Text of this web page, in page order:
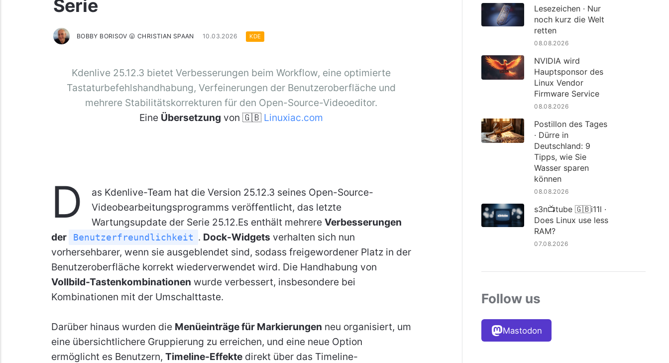
Serie
BOBBY BORISOV 😛 CHRISTIAN SPAAN 10.03.2026 KDE
Kdenlive 25.12.3 bietet Verbesserungen beim Workflow, eine optimierte
Tastaturbefehlshandhabung, Verfeinerungen der Benutzeroberfläche und
mehrere Stabilitätskorrekturen für den Open-Source-Videoeditor.
Eine Übersetzung von 🇬🇧 Linuxiac.com
D
as Kdenlive-Team hat die Version 25.12.3 seines Open-Source-
Videobearbeitungsprogramms veröffentlicht, das letzte
Wartungsupdate der Serie 25.12.Es enthält mehrereVerbesserungen
der
Benutzerfreundlichkeit . Dock-Widgets verhalten sich nun
vorhersehbarer, wenn sie ausgeblendet sind, sodass freigewordener Platz in der
Benutzeroberfläche korrekt wiederverwendet wird. Die Handhabung von
Vollbild-Tastenkombinationen wurde verbessert, insbesondere bei
Kombinationen mit der Umschalttaste.
Darüber hinaus wurden die Menüeinträge für Markierungen neu organisiert, um
eine übersichtlichere Gruppierung zu erreichen, und eine neue Option
ermöglicht es Benutzern, Timeline-Effektedirekt über das Timeline-
Lesezeichen · Nur
noch kurz die Welt
retten
08.08.2026
NVIDIA wird
Hauptsponsor des
Linux Vendor
Firmware Service
08.08.2026
Postillon des Tages
· Dürre in
Deutschland: 9
Tipps, wie Sie
Wasser sparen
können
08.08.2026
s3n📺tube 🇬🇧i11l ·
Does Linux use less
RAM?
07.08.2026
Follow us
Mastodon